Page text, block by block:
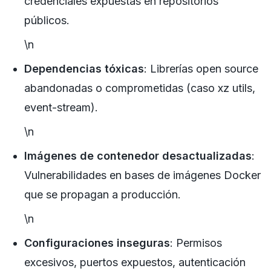
públicos.
\n
Dependencias tóxicas: Librerías open source
abandonadas o comprometidas (caso xz utils,
event-stream).
\n
Imágenes de contenedor desactualizadas:
Vulnerabilidades en bases de imágenes Docker
que se propagan a producción.
\n
Configuraciones inseguras: Permisos
excesivos, puertos expuestos, autenticación